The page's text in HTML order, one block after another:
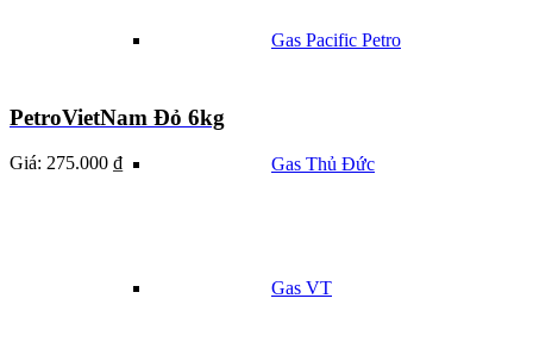
Gas Pacific Petro
Gas Thủ Đức
Gas VT
PetroVietNam Đỏ 6kg
Giá: 275.000 ₫